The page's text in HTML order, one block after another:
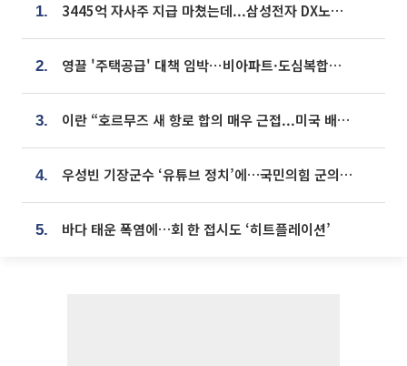
1. 3445억 자사주 지급 마쳤는데...삼성전자 DX노조, 뒤늦은 '떼쓰기 집회'
2. 영끌 '주택공급' 대책 임박⋯비아파트·도심복합까지 총동원
3. 이란 “호르무즈 새 항로 합의 매우 근접...미국 배상 먼저”
4. 우성빈 기장군수 ‘유튜브 정치’에…국민의힘 군의원들 집단 반발
5. 바다 태운 폭염에…회 한 접시도 ‘히트플레이션’